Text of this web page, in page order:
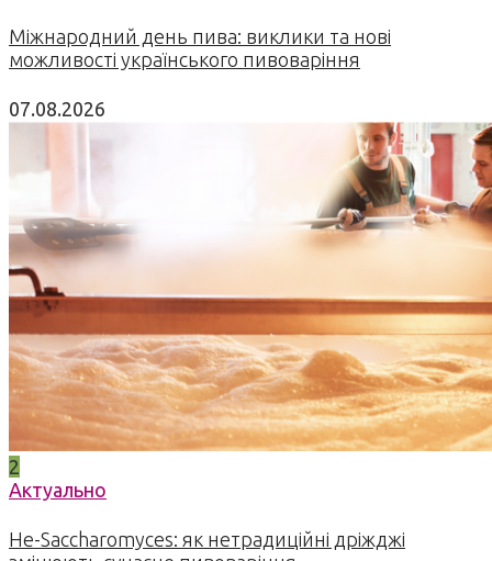
Міжнародний день пива: виклики та нові
можливості українського пивоваріння
07.08.2026
2
Актуально
Не-Saccharomyces: як нетрадиційні дріжджі